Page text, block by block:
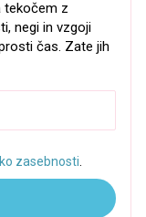
tekočem z
negi in vzgoji
čas. Zate jih
zasebnosti